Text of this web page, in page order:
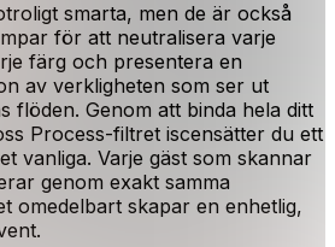
smarta, men de är också
för att neutralisera varje
färg och presentera en
av verkligheten som ser ut
flöden. Genom att binda hela ditt
Process-filtret iscensätter du ett
vanliga. Varje gäst som skannar
genom exakt samma
omedelbart skapar en enhetlig,